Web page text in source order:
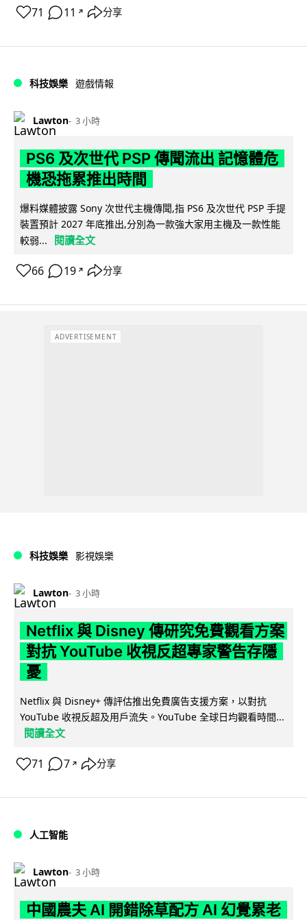
71 11 ↗ 分享
科技娛樂 遊戲情報
Lawton 3 小時
PS6 及次世代 PSP 傳聞流出 記憶體危
機恐拖累推出時間
爆料媒體披露 Sony 次世代主機傳聞,指 PS6 及次世代 PSP 手提
裝置預計 2027 年底推出,分別為一款強大家用主機及一款性能
較弱...
閱讀全文
66 19 ↗ 分享
ADVERTISEMENT
科技娛樂 影視娛樂
Lawton 3 小時
Netflix 與 Disney 傳研究免費觀看方案
對抗 YouTube 收視反超專家警告存隱
憂
Netflix 與 Disney+ 傳評估推出免費廣告支援方案，以對抗
YouTube 收視反超及用戶流失。YouTube 全球日均觀看時間...
閱讀全文
71 7 ↗ 分享
人工智能
Lawton 3 小時
中國農夫 AI 開錯除草配方 AI 幻覺累老